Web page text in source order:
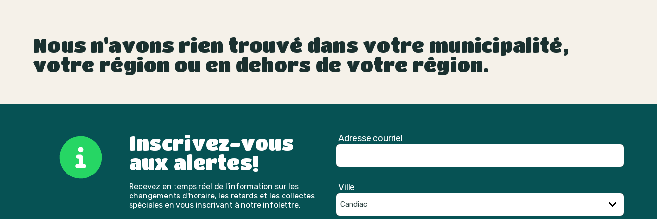
Nous n'avons rien trouvé dans votre municipalité,
votre région ou en dehors de votre région.
Inscrivez-vous
aux alertes!
Recevez en temps réel de l'information sur les
changements d'horaire, les retards et les collectes
spéciales en vous inscrivant à notre infolettre.
Adresse courriel
Ville